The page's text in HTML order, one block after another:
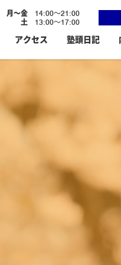
月～金
14:00～21:00
土
13:00～17:00
アクセス 塾頭日記